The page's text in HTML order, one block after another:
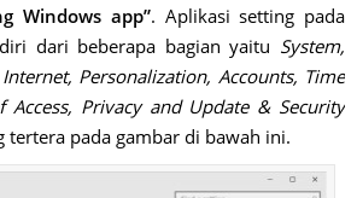
Windows app”. Aplikasi setting pada
dari beberapa bagian yaitu System,
Personalization, Accounts, Time
Access, Privacy and Update & Security
tertera pada gambar di bawah ini.